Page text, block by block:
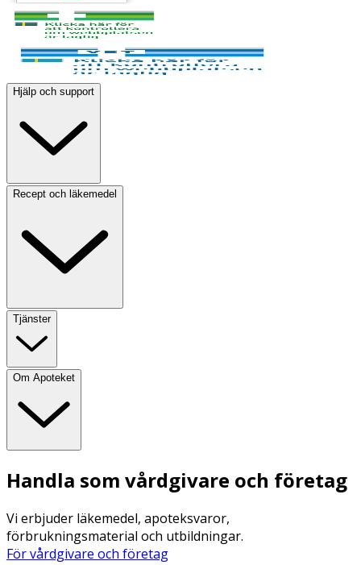
Hjälp och support
Recept och läkemedel
Tjänster
Om Apoteket
Handla som vårdgivare och företag
Vi erbjuder läkemedel, apoteksvaror,
förbrukningsmaterial och utbildningar.
För vårdgivare och företag